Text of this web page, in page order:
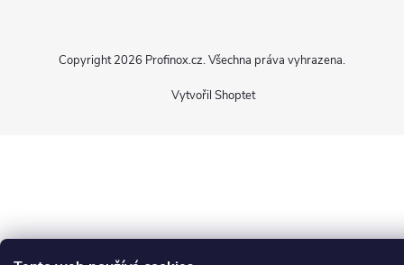
Vytvořil Shoptet
Copyright 2026 Profinox.cz. Všechna práva vyhrazena.